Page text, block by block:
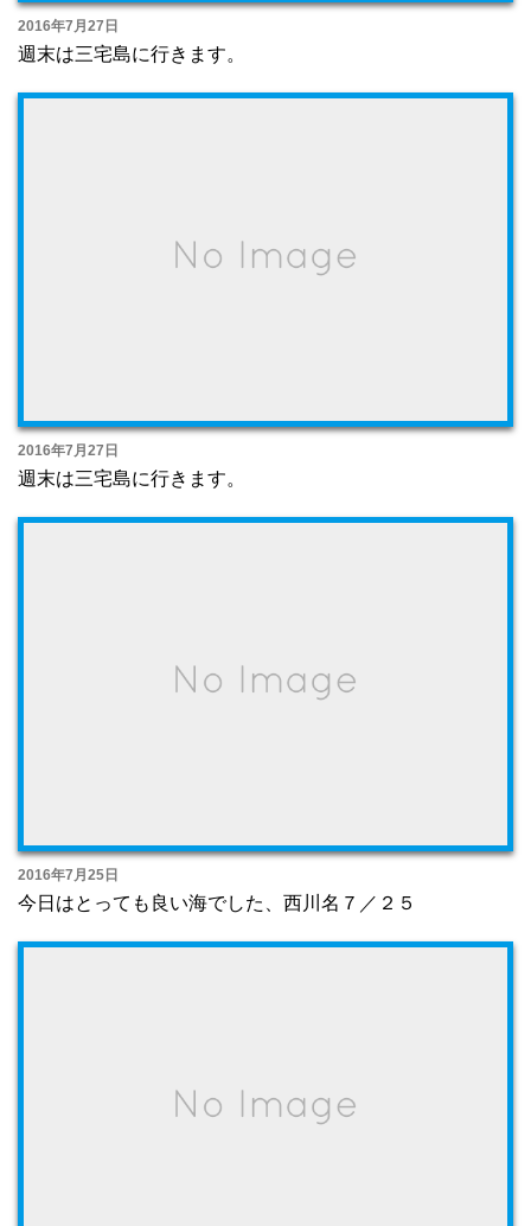
2016年7月27日
週末は三宅島に行きます。
2016年7月27日
週末は三宅島に行きます。
2016年7月25日
今日はとっても良い海でした、西川名７／２５